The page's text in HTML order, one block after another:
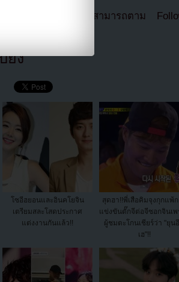
ามเราได้อีกช่องทางสามารถตาม
ยัง
โซอีฮยอนและอินคโยจิน
เตรียมสละโสดประกาศ
แต่งงานกันแล้ว!!
สุดฮา!!พี่เสือคิมจุงกุกแพ้
แข่งขันตั๊กจีต่อจีซอกจินเพ
ผู้ชมตะโกนเชียร์ว่า "ยุน
เฮ"!!